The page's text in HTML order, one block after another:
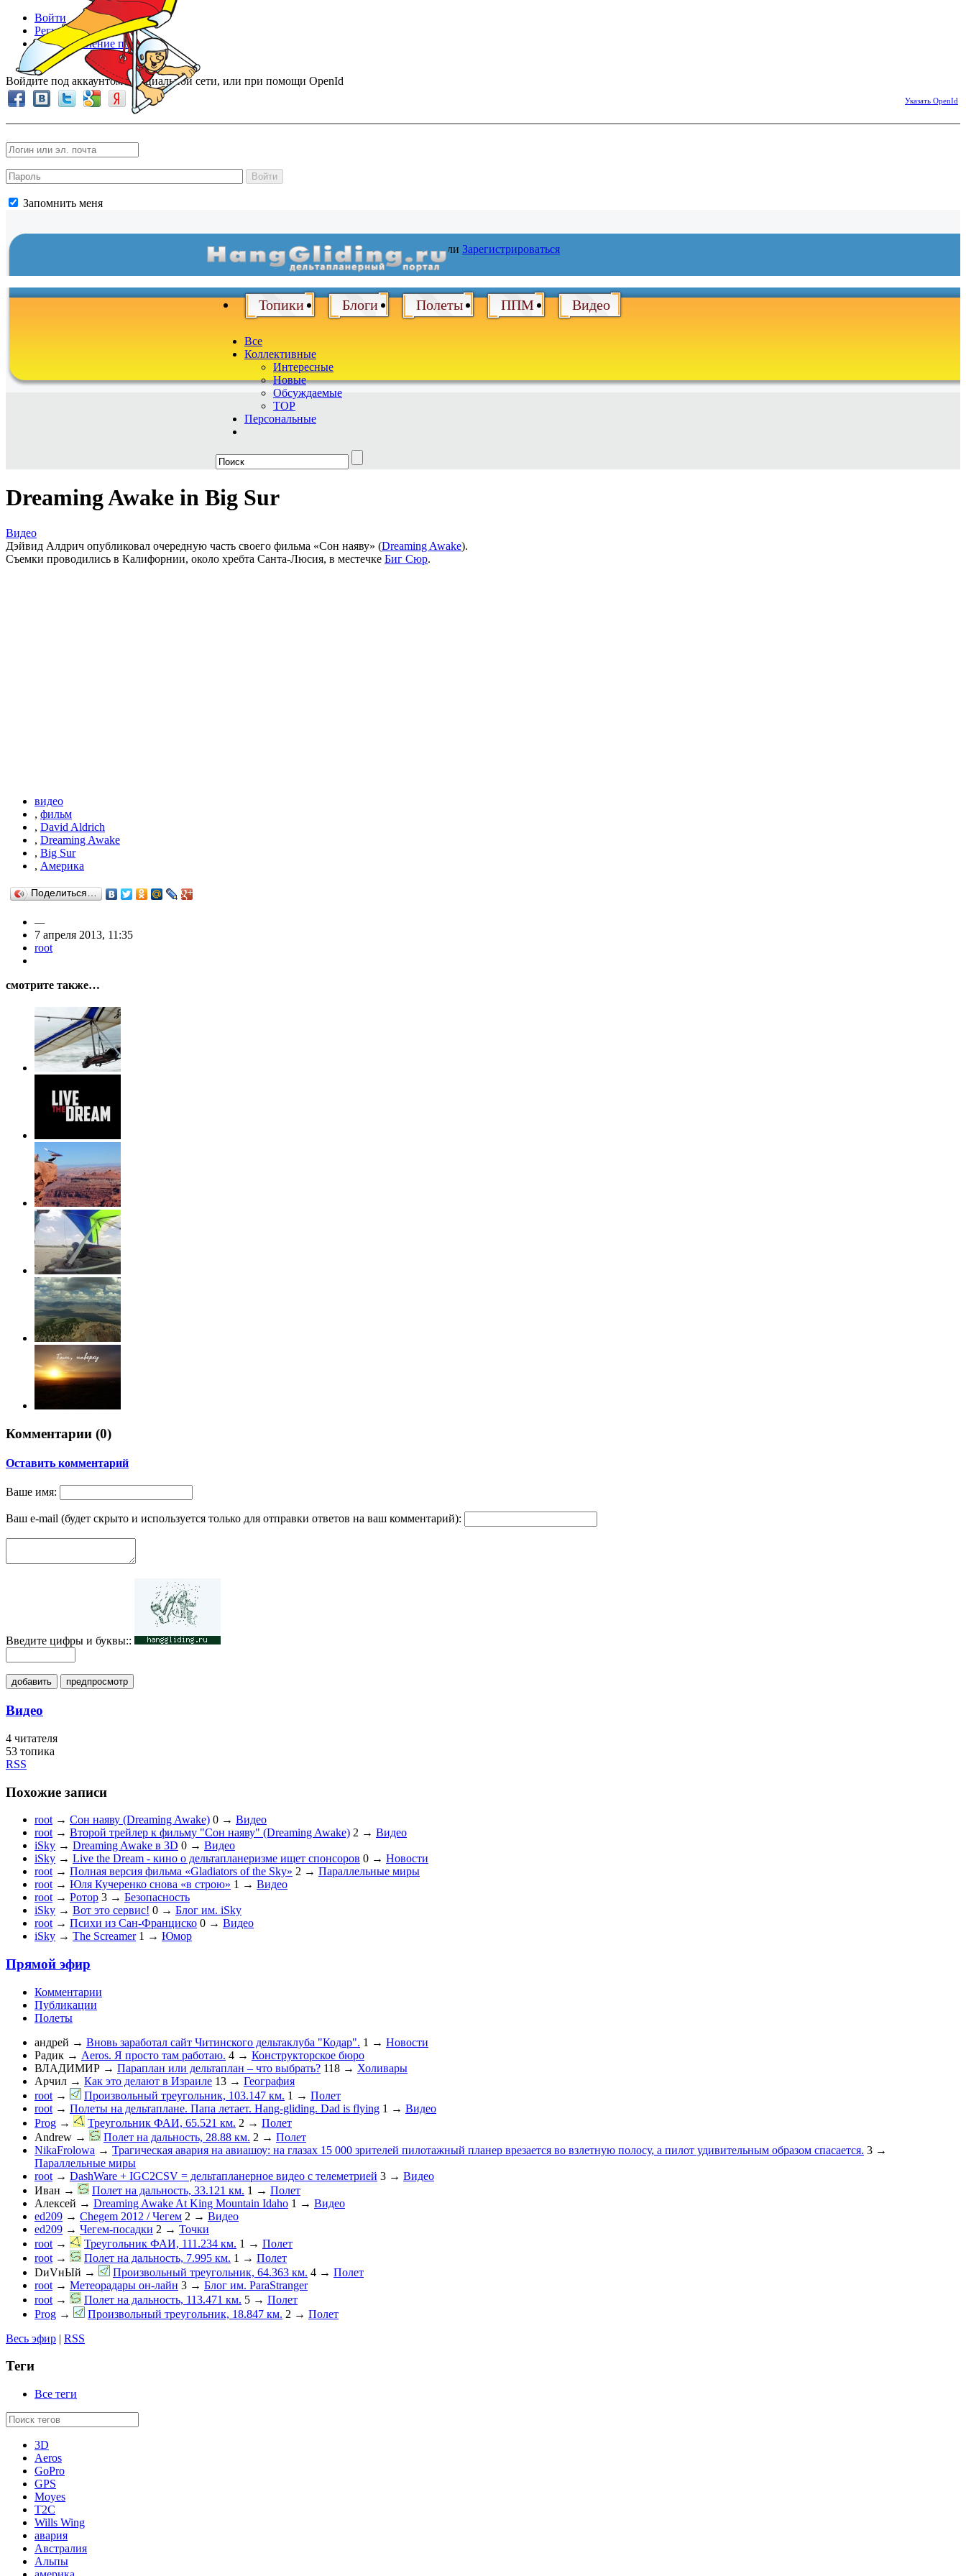
Войти
Регистрация
Восстановление пароля
Войдите под аккаунтом в социальной сети, или при помощи OpenId
Указать OpenId
Войти
Запомнить меня
Войтиили Зарегистрироваться
Топики Блоги Полеты ППМ Видео
Все
Коллективные
Интересные
Новые
Обсуждаемые
TOP
Персональные
Dreaming Awake in Big Sur
Видео
Дэйвид Алдрич опубликовал очередную часть своего фильма «Сон наяву» (Dreaming Awake).
Съемки проводились в Калифорнии, около хребта Санта-Люсия, в местечке Биг Сюр.
видео
, фильм
, David Aldrich
, Dreaming Awake
, Big Sur
, Америка
Поделиться…
—
7 апреля 2013, 11:35
root
смотрите также…
Комментарии (0)
Оставить комментарий
Ваше имя:
Ваш e-mail (будет скрыто и используется только для отправки ответов на ваш комментарий):
Введите цифры и буквы::
добавить предпросмотр
Видео
4 читателя
53 топика
RSS
Похожие записи
root → Сон наяву (Dreaming Awake) 0 → Видео
root → Второй трейлер к фильму "Сон наяву" (Dreaming Awake) 2 → Видео
iSky → Dreaming Awake в 3D 0 → Видео
iSky → Live the Dream - кино о дельтапланеризме ищет спонсоров 0 → Новости
root → Полная версия фильма «Gladiators of the Sky» 2 → Параллельные миры
root → Юля Кучеренко снова «в строю» 1 → Видео
root → Ротор 3 → Безопасность
iSky → Вот это сервис! 0 → Блог им. iSky
root → Психи из Сан-Франциско 0 → Видео
iSky → The Screamer 1 → Юмор
Прямой эфир
Комментарии
Публикации
Полеты
андрей → Вновь заработал сайт Читинского дельтаклуба "Кодар". 1 → Новости
Радик → Aeros. Я просто там работаю. 4 → Конструкторское бюро
ВЛАДИМИР → Параплан или дельтаплан – что выбрать? 118 → Холивары
Арчил → Как это делают в Израиле 13 → География
root → Произвольный треугольник, 103.147 км. 1 → Полет
root → Полеты на дельтаплане. Папа летает. Hang-gliding. Dad is flying 1 → Видео
Prog → Треугольник ФАИ, 65.521 км. 2 → Полет
Andrew → Полет на дальность, 28.88 км. 2 → Полет
NikaFrolowa → Трагическая авария на авиашоу: на глазах 15 000 зрителей пилотажный планер врезается во взлетную полосу, а пилот удивительным образом спасается. 3 →
Параллельные миры
root → DashWare + IGC2CSV = дельтапланерное видео с телеметрией 3 → Видео
Иван → Полет на дальность, 33.121 км. 1 → Полет
Алексей → Dreaming Awake At King Mountain Idaho 1 → Видео
ed209 → Chegem 2012 / Чегем 2 → Видео
ed209 → Чегем-посадки 2 → Точки
root → Треугольник ФАИ, 111.234 км. 1 → Полет
root → Полет на дальность, 7.995 км. 1 → Полет
DиVнЫй → Произвольный треугольник, 64.363 км. 4 → Полет
root → Метеорадары он-лайн 3 → Блог им. ParaStranger
root → Полет на дальность, 113.471 км. 5 → Полет
Prog → Произвольный треугольник, 18.847 км. 2 → Полет
Весь эфир | RSS
Теги
Все теги
3D
Aeros
GoPro
GPS
Moyes
T2C
Wills Wing
авария
Австралия
Альпы